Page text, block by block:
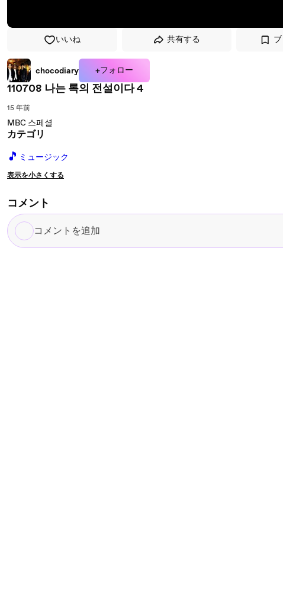
いいね 共有する
chocodiary +フォロー
110708 나는 록의 전설이다 4
15 年前
MBC 스페셜
カテゴリ
🎵 ミュージック
表示を小さくする
コメント
コ
メ